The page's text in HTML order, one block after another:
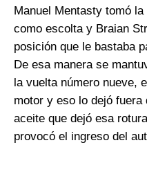
Manuel Mentasty tomó
como escolta y Braian
posición que le bastaba
De esa manera se
la vuelta número nueve,
motor y eso lo dejó
aceite que dejó esa
provocó el ingreso del